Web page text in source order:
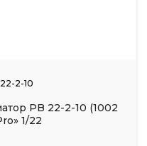
2-10
PB 22-2-10 (1002
1/22